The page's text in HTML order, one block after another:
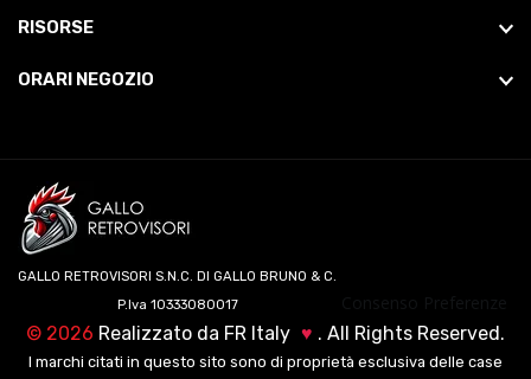
RISORSE
ORARI NEGOZIO
GALLO RETROVISORI S.N.C. DI GALLO BRUNO & C.
P.Iva 10333080017
© 2026 Realizzato da FR Italy ♥ . All Rights Reserved.
I marchi citati in questo sito sono di proprietà esclusiva delle case